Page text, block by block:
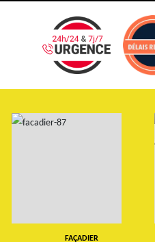
FAÇADIER